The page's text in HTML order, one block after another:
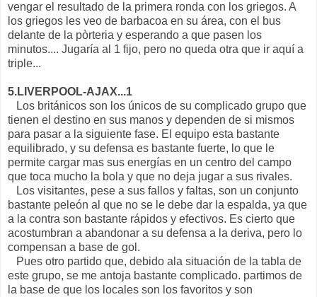
vengar el resultado de la primera ronda con los griegos. A
los griegos les veo de barbacoa en su área, con el bus
delante de la pòrteria y esperando a que pasen los
minutos.... Jugaría al 1 fijo, pero no queda otra que ir aquí a
triple...
5.LIVERPOOL-AJAX...1
Los británicos son los únicos de su complicado grupo que
tienen el destino en sus manos y dependen de si mismos
para pasar a la siguiente fase. El equipo esta bastante
equilibrado, y su defensa es bastante fuerte, lo que le
permite cargar mas sus energías en un centro del campo
que toca mucho la bola y que no deja jugar a sus rivales.
Los visitantes, pese a sus fallos y faltas, son un conjunto
bastante peleón al que no se le debe dar la espalda, ya que
a la contra son bastante rápidos y efectivos. Es cierto que
acostumbran a abandonar a su defensa a la deriva, pero lo
compensan a base de gol.
Pues otro partido que, debido ala situación de la tabla de
este grupo, se me antoja bastante complicado. partimos de
la base de que los locales son los favoritos y son